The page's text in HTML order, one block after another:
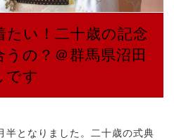
い！二十歳の記念
の？＠群馬県沼田
です
半となりました。二十歳の式典